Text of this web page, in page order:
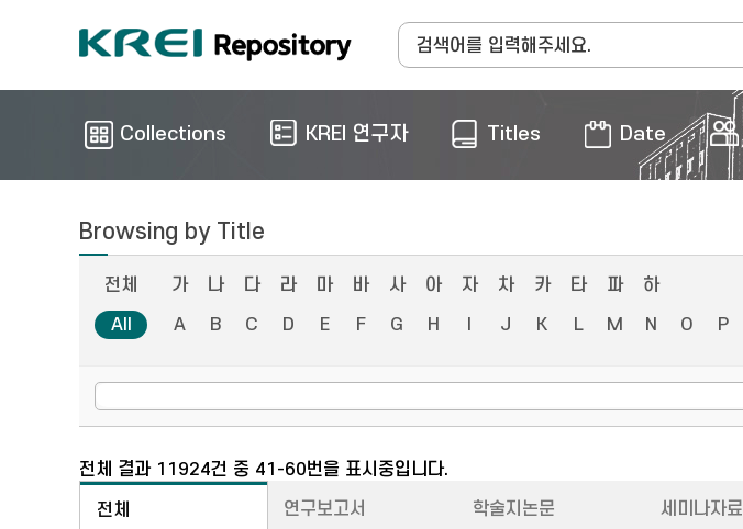
Collections KREI 연구자 Titles Date
Browsing by Title
전체 가 나 다 라 마 바 사 아 자 차 카 타 파
하
All
A B C D E F G H J K L M N O P
전체 결과 11924건 중 41-60번을 표시중입니다.
전체 연구보고서 학술지논문 세미나자료